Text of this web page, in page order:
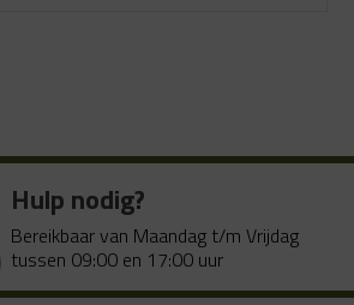
Hulp nodig?
Bereikbaar van Maandag t/m Vrijdag
tussen 09:00 en 17:00 uur